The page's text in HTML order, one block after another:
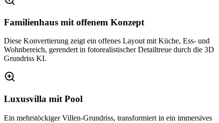
Familienhaus mit offenem Konzept
Diese Konvertierung zeigt ein offenes Layout mit Küche, Ess- und
Wohnbereich, gerendert in fotorealistischer Detailtreue durch die 3D
Grundriss KI.
Luxusvilla mit Pool
Ein mehrstöckiger Villen-Grundriss, transformiert in ein immersives